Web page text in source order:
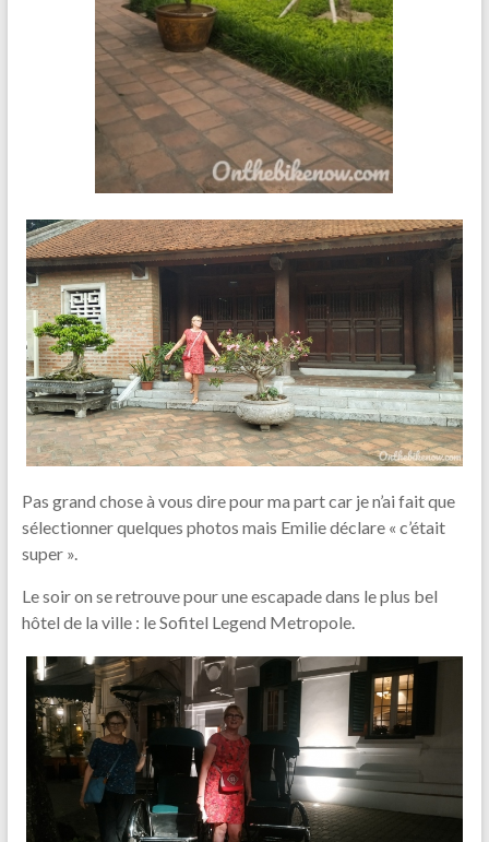
Pas grand chose à vous dire pour ma part car je n’ai fait que
sélectionner quelques photos mais Emilie déclare « c’était
super ».
Le soir on se retrouve pour une escapade dans le plus bel
hôtel de la ville : le Sofitel Legend Metropole.